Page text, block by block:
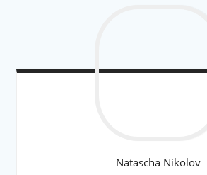
Natascha Nikolov